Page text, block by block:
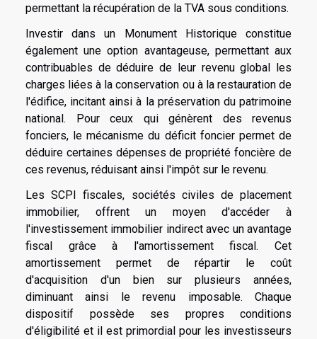
permettant la récupération de la TVA sous conditions.
Investir dans un Monument Historique constitue
également une option avantageuse, permettant aux
contribuables de déduire de leur revenu global les
charges liées à la conservation ou à la restauration de
l'édifice, incitant ainsi à la préservation du patrimoine
national. Pour ceux qui génèrent des revenus
fonciers, le mécanisme du déficit foncier permet de
déduire certaines dépenses de propriété foncière de
ces revenus, réduisant ainsi l'impôt sur le revenu.
Les SCPI fiscales, sociétés civiles de placement
immobilier, offrent un moyen d'accéder à
l'investissement immobilier indirect avec un avantage
fiscal grâce à l'amortissement fiscal. Cet
amortissement permet de répartir le coût
d'acquisition d'un bien sur plusieurs années,
diminuant ainsi le revenu imposable. Chaque
dispositif possède ses propres conditions
d'éligibilité et il est primordial pour les investisseurs